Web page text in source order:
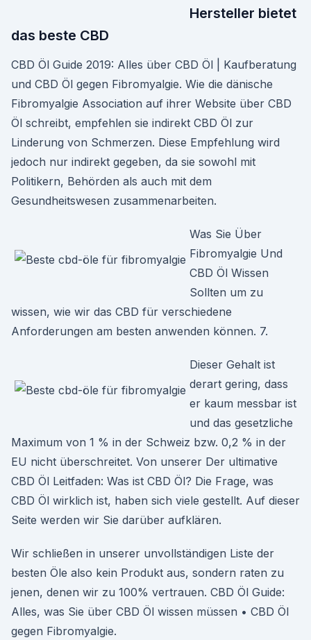
Hersteller bietet
das beste CBD
CBD Öl Guide 2019: Alles über CBD Öl | Kaufberatung
und CBD Öl gegen Fibromyalgie. Wie die dänische
Fibromyalgie Association auf ihrer Website über CBD
Öl schreibt, empfehlen sie indirekt CBD Öl zur
Linderung von Schmerzen. Diese Empfehlung wird
jedoch nur indirekt gegeben, da sie sowohl mit
Politikern, Behörden als auch mit dem
Gesundheitswesen zusammenarbeiten.
Was Sie Über
Fibromyalgie Und
CBD Öl Wissen
Sollten um zu
wissen, wie wir das CBD für verschiedene
Anforderungen am besten anwenden können. 7.
Dieser Gehalt ist
derart gering, dass
er kaum messbar ist
und das gesetzliche
Maximum von 1 % in der Schweiz bzw. 0,2 % in der
EU nicht überschreitet. Von unserer Der ultimative
CBD Öl Leitfaden: Was ist CBD Öl? Die Frage, was
CBD Öl wirklich ist, haben sich viele gestellt. Auf dieser
Seite werden wir Sie darüber aufklären.
Wir schließen in unserer unvollständigen Liste der
besten Öle also kein Produkt aus, sondern raten zu
jenen, denen wir zu 100% vertrauen. CBD Öl Guide:
Alles, was Sie über CBD Öl wissen müssen • CBD Öl
gegen Fibromyalgie.